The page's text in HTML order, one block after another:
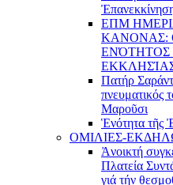
ΕΠΜ
ΚΑΝΟΝΑΣ:
ΕΝΌΤΗΤΟΣ
Πατήρ
πνευματικός
Μαροῦσι
Ἑνότητα τῆς
ΟΜΙΛΙΕΣ-
Ἀνοικτή
Πλατεία
γιά τήν